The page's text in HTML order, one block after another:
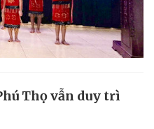
Thọ vẫn duy trì